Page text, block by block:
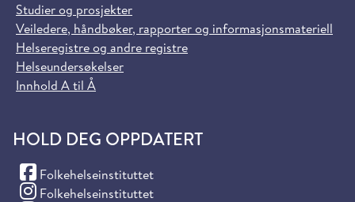
Studier og prosjekter
Veiledere, håndbøker, rapporter og informasjonsmateriell
Helseregistre og andre registre
Helseundersøkelser
Innhold A til Å
HOLD DEG OPPDATERT
Folkehelseinstituttet
(Facebook)
Folkehelseinstituttet
(Instagram)